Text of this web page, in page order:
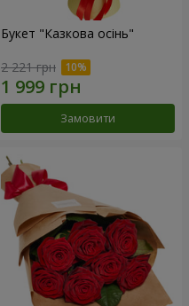
Букет "Казкова осінь"
2 221 грн
Замовити